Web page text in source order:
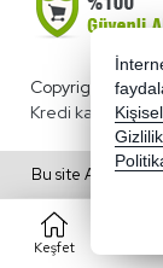
Keşfet
Copyright 2026
Kredi kartı
Bu site AKINSOFT